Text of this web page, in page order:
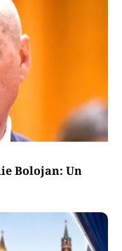
Bolojan: Un